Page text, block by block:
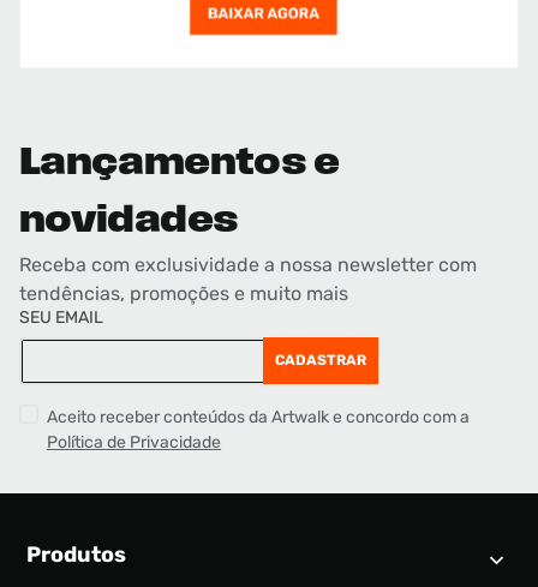
Lançamentos e
novidades
Receba com exclusividade a nossa newsletter com
tendências, promoções e muito mais
SEU EMAIL
CADASTRAR
Aceito receber conteúdos da Artwalk e concordo com a
Política de Privacidade
Produtos